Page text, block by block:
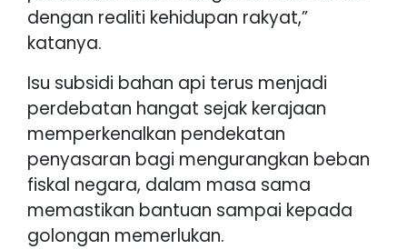
dengan realiti kehidupan rakyat,”
katanya.
Isu subsidi bahan api terus menjadi
perdebatan hangat sejak kerajaan
memperkenalkan pendekatan
penyasaran bagi mengurangkan beban
fiskal negara, dalam masa sama
memastikan bantuan sampai kepada
golongan memerlukan.